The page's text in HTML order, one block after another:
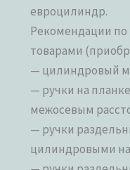
евроцилиндр.
Рекомендации по
товарами
— цилиндровый
— ручки на
межосевым
— ручки
цилиндровыми